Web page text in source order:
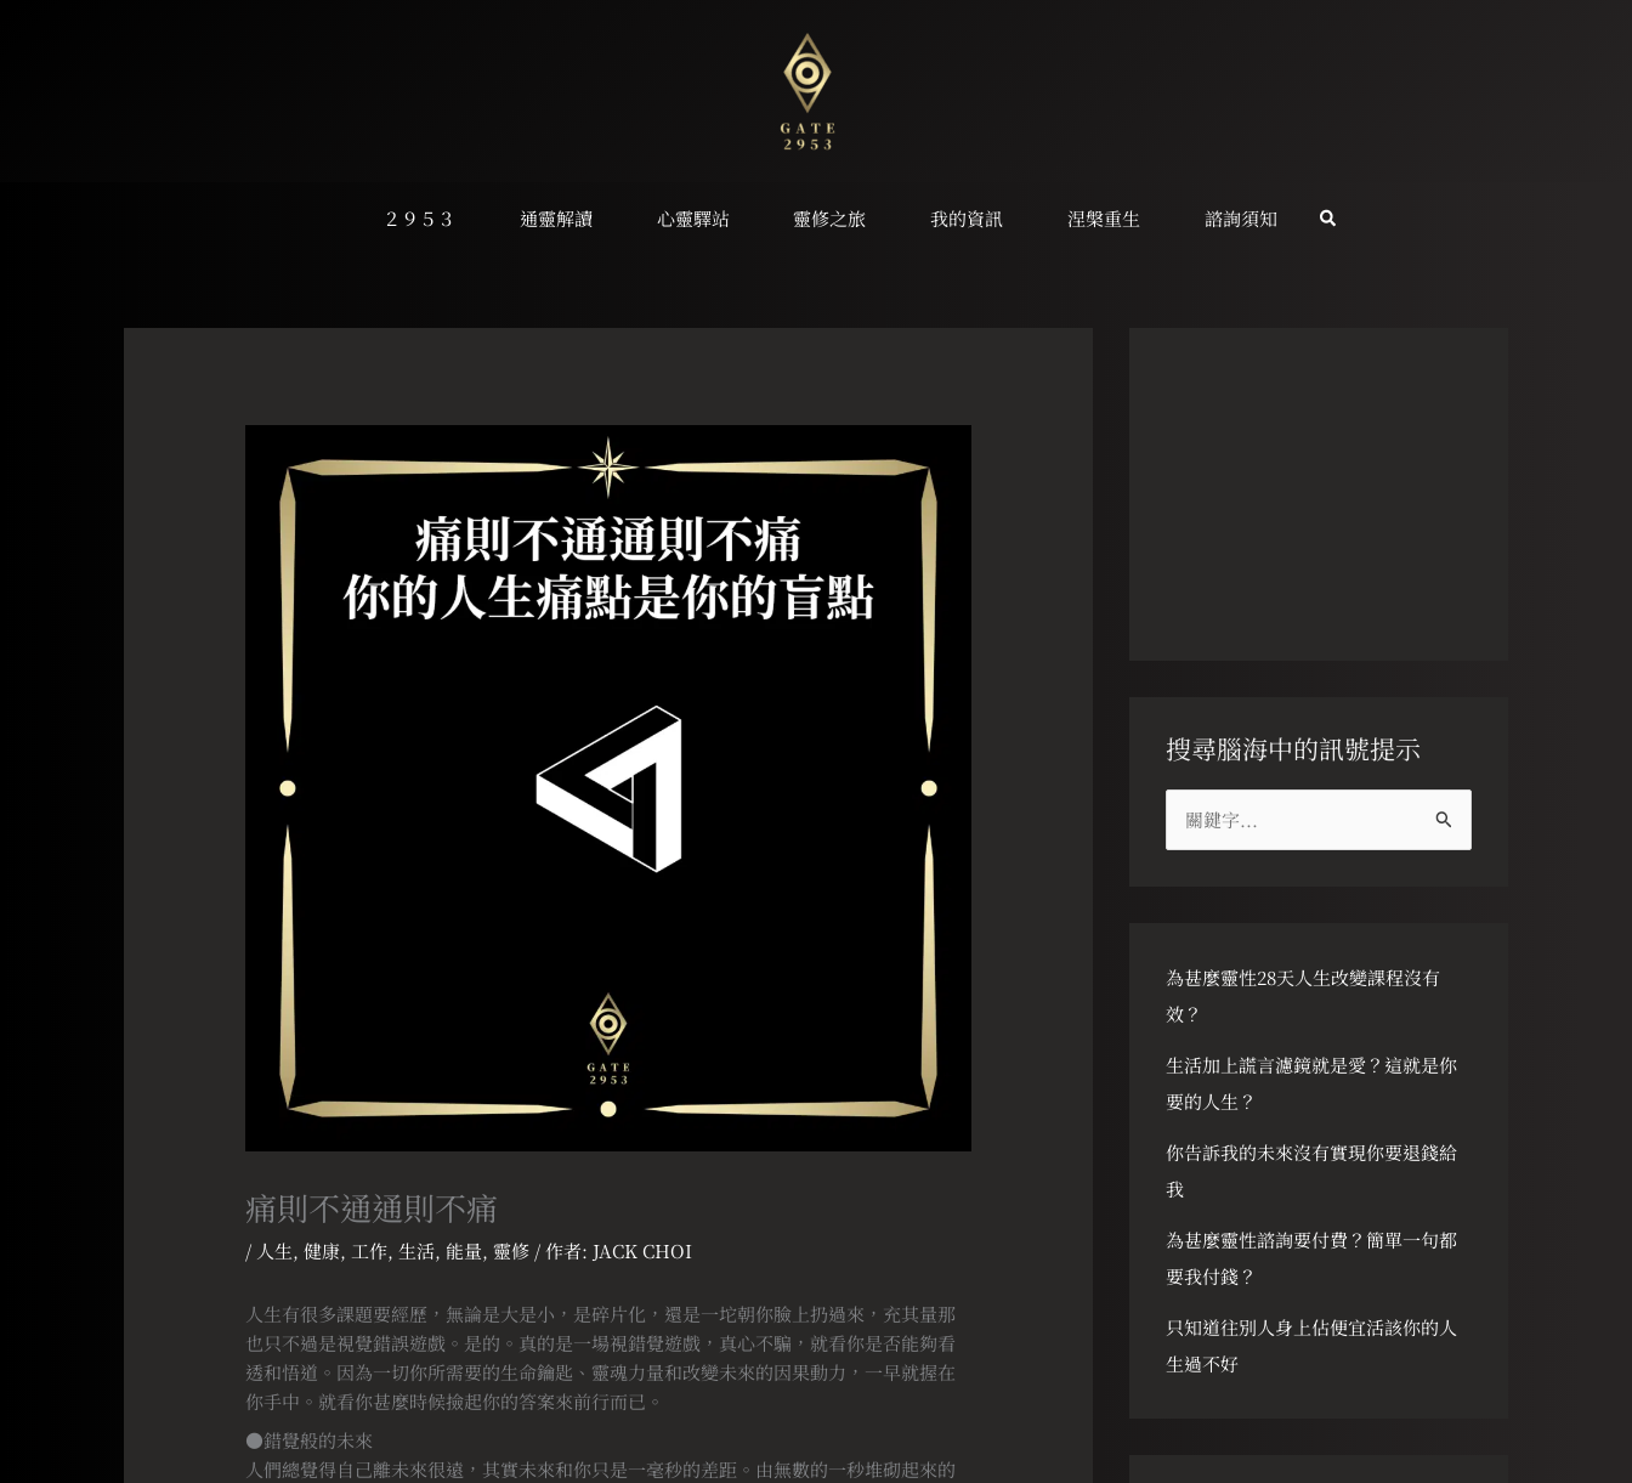
２９５３ 通靈解讀 心靈驛站 靈修之旅 我的資訊 涅槃重生 諮詢須知
痛則不通通則不痛
/ 人生,健康, 工作,生活, 能量,靈修 / 作者: JACK CHOI
人生有很多課題要經歷，無論是大是小，是碎片化，還是一坨朝你臉上扔過來，充其量那
也只不過是視覺錯誤遊戲。是的。真的是一場視錯覺遊戲，真心不騙，就看你是否能夠看
透和悟道。因為一切你所需要的生命鑰匙、靈魂力量和改變未來的因果動力，一早就握在
你手中。就看你甚麼時候撿起你的答案來前行而已。
●錯覺般的未來
人們總覺得自己離未來很遠，其實未來和你只是一毫秒的差距。由無數的一秒堆砌起來的
搜尋腦海中的訊號提示
字
:
為甚麼靈性28天人生改變課程沒有
效？
生活加上謊言濾鏡就是愛？這就是你
要的人生？
你告訴我的未來沒有實現你要退錢給
我
為甚麼靈性諮詢要付費？簡單一句都
要我付錢？
只知道往別人身上佔便宜活該你的人
生過不好